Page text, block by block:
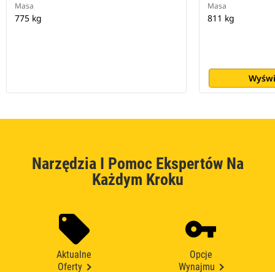
Masa
775 kg
Masa
811 kg
Narzędzia I Pomoc Ekspertów Na
Każdym Kroku
Aktualne
Oferty
Opcje
Wynajmu